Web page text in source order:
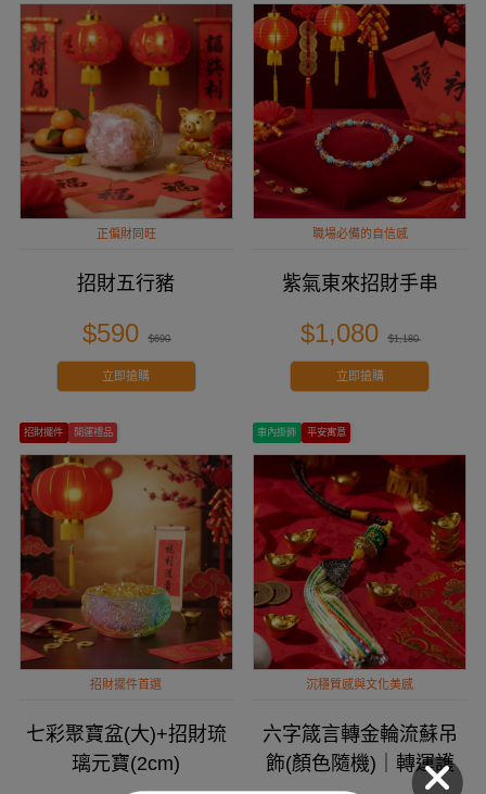
正偏財同旺
招財五行豬
$590 $690
立即搶購
職場必備的自信感
紫氣東來招財手串
$1,080 $1,180
立即搶購
招財擺件 開運禮品
招財擺件首選
七彩聚寶盆(大)+招財琉
璃元寶(2cm)
車內掛飾 平安寓意
沉穩質感與文化美感
六字箴言轉金輪流蘇吊
飾(顏色隨機)｜轉運護